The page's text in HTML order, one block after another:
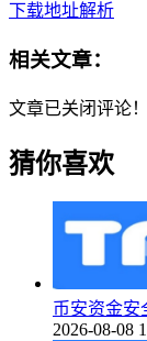
下载地址解析
相关文章：
文章已关闭评论！
猜你喜欢
币安资金安
2026-08-08